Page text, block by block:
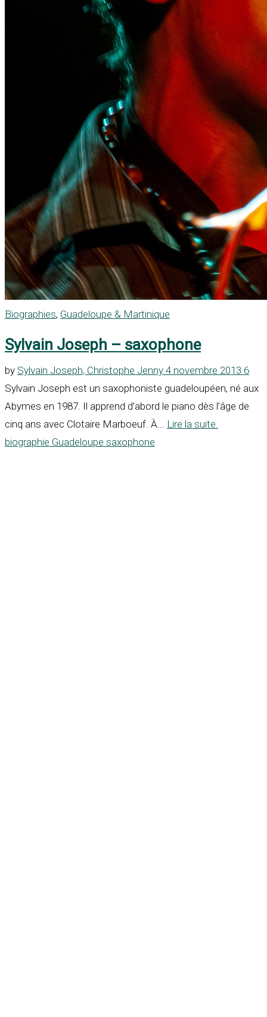
Biographies, Guadeloupe & Martinique
Sylvain Joseph – saxophone
by Sylvain Joseph, Christophe Jenny 4 novembre 2013 6
Sylvain Joseph est un saxophoniste guadeloupéen, né aux
Abymes en 1987. Il apprend d’abord le piano dès l’âge de
cinq ans avec Clotaire Marboeuf. À... Lire la suite.
biographie Guadeloupe saxophone